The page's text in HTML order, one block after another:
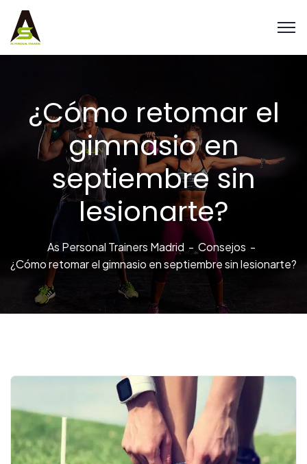
¿Cómo retomar el
gimnasio en
septiembre sin
lesionarte?
As Personal Trainers Madrid
Consejos
¿Cómo retomar el gimnasio en septiembre sin lesionarte?